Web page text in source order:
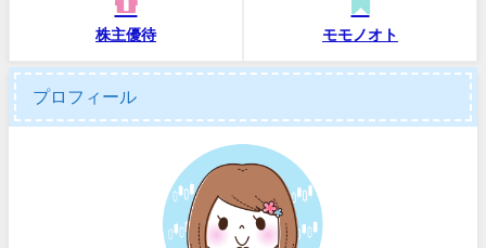
株主優待 モモノオト
プロフィール